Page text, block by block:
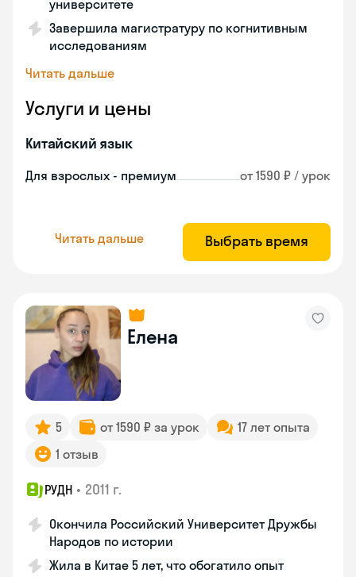
университете
Завершила магистратуру по когнитивным
исследованиям
Читать дальше
Услуги и цены
Китайский язык
Для взрослых - премиум от 1590 ₽ / урок
Читать дальше Выбрать время
Елена
5 от 1590 ₽ за урок
17 лет опыта
1 отзыв
РУДН • 2011 г.
Окончила Российский Университет Дружбы
Народов по истории
Жила в Китае 5 лет, что обогатило опыт